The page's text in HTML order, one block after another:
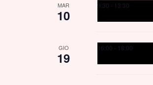
MAR
10
9:30 - 13:30
GIO
19
16:00 - 18:00